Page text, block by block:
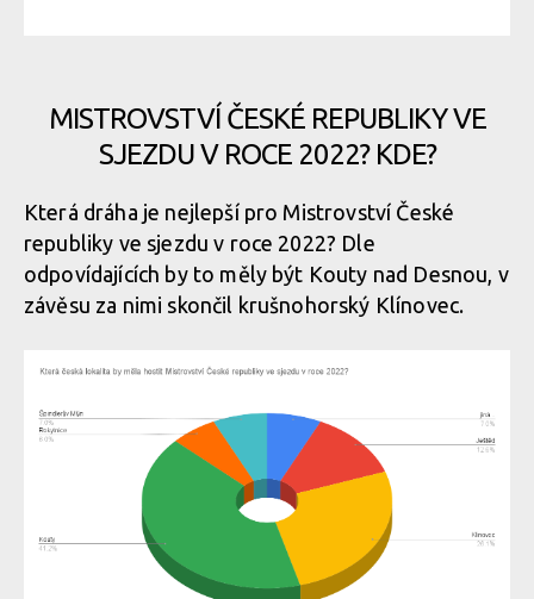
MISTROVSTVÍ ČESKÉ REPUBLIKY VE
SJEZDU V ROCE 2022? KDE?
Která dráha je nejlepší pro Mistrovství České
republiky ve sjezdu v roce 2022? Dle
odpovídajících by to měly být Kouty nad Desnou, v
závěsu za nimi skončil krušnohorský Klínovec.